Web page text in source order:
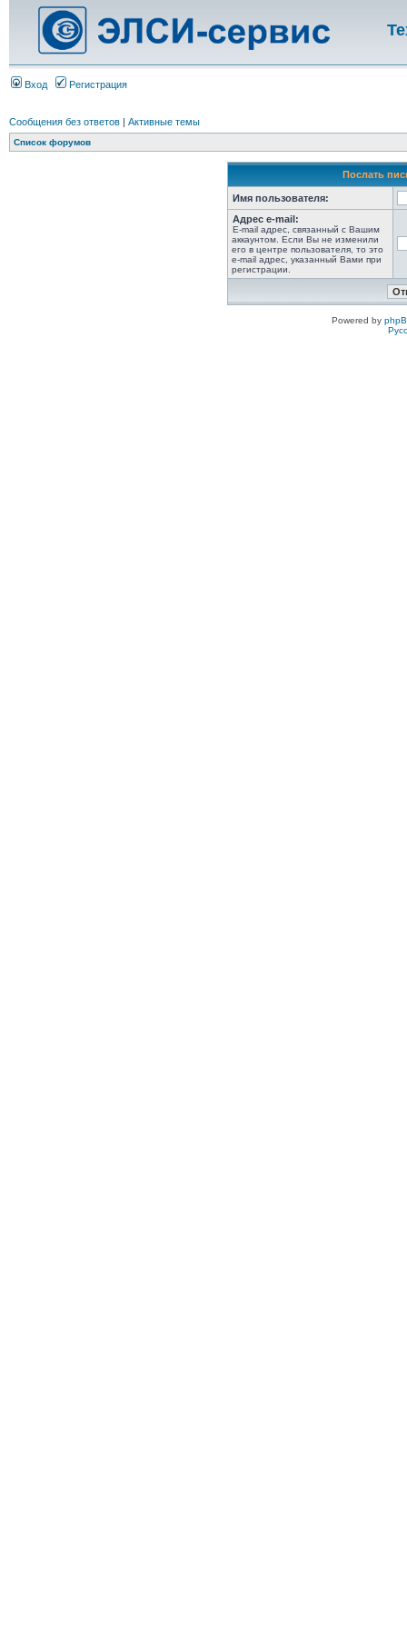
Вход Регистрация
Сообщения без ответов | Активные темы
Список форумов
Послать
Имя пользователя:
Адрес e-mail:
E-mail адрес, связанный с Вашим
аккаунтом. Если Вы не изменили
его в центре пользователя, то это
e-mail адрес, указанный Вами при
регистрации.
Powered by